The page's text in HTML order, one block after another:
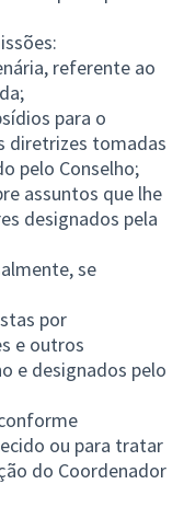
referente ao
para o
diretrizes tomadas
pelo Conselho;
assuntos que lhe
designados pela
se
por
e outros
e designados pelo
ou para tratar
do Coordenador